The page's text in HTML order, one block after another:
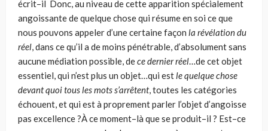
écrit–il Donc, au niveau de cette apparition spécialement
angoissante de quelque chose qui résume en soi ce que
nous pouvons appeler d’une certaine façon la révélation du
réel, dans ce qu’il a de moins pénétrable, d’absolument sans
aucune médiation possible, dece dernier réel…de cet objet
essentiel, qui n’est plus un objet…qui estle quelque chose
devant quoi tous les mots s’arrê­tent, toutes les catégories
échouent, et qui est à proprement parler l’objet d’angoisse
pas excellence ?À ce moment–là que se produit–il ? Est–ce